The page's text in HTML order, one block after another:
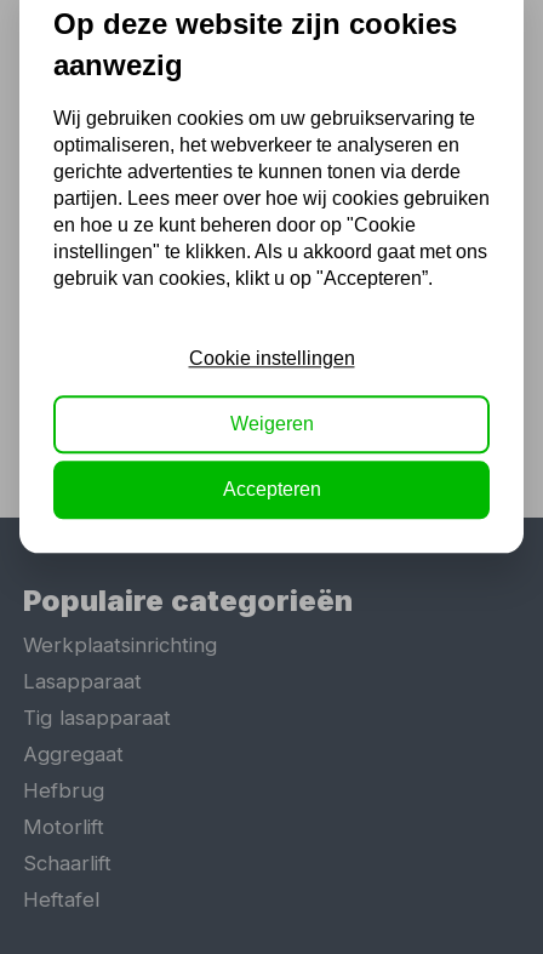
Luchtvloerkrik 50T - 30T -
1.482,25
1.225,00 excl. BTW
Assteunen Mammuth 12 ton
set
Populaire categorieën
Werkplaatsinrichting
Lasapparaat
Tig lasapparaat
Aggregaat
Hefbrug
Motorlift
Schaarlift
Heftafel
Op deze website zijn cookies
aanwezig
Wij gebruiken cookies om uw gebruikservaring te
optimaliseren, het webverkeer te analyseren en
gerichte advertenties te kunnen tonen via derde
partijen. Lees meer over hoe wij cookies gebruiken
en hoe u ze kunt beheren door op "Cookie
instellingen" te klikken. Als u akkoord gaat met ons
gebruik van cookies, klikt u op "Accepteren”.
Cookie instellingen
Weigeren
Accepteren